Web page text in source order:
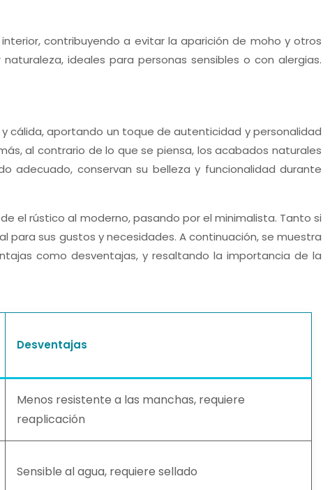
contribuyendo a evitar la aparición de moho y otros
ideales para personas sensibles o con alergias.
cálida, aportando un toque de autenticidad y personalidad
al contrario de lo que se piensa, los acabados naturales
adecuado, conservan su belleza y funcionalidad durante
el rústico al moderno, pasando por el minimalista. Tanto si
sus gustos y necesidades. A continuación, se muestra
como desventajas, y resaltando la importancia de la
Desventajas
Menos resistente a las manchas, requiere
reaplicación
Sensible al agua, requiere sellado